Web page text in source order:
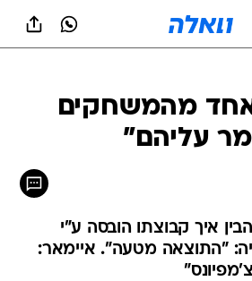
מהמשחקים
עליהם"
איך קבוצתו הובסה ע"י
"התוצאה מטעה". איימאר: